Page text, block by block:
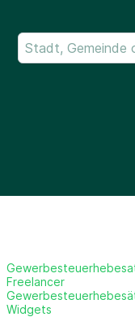
Freelancer
Widgets